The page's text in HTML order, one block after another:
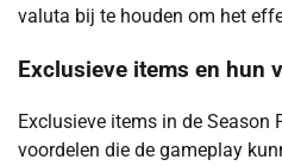
valuta bij te houden om het
Exclusieve items en hun
Exclusieve items in de Season
voordelen die de gameplay